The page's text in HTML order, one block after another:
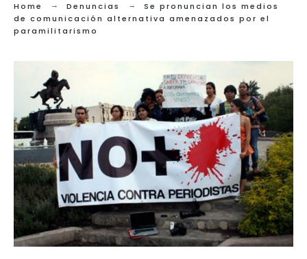
Home Denuncias
Se pronuncian los medios
de comunicación alternativa amenazados por el
paramilitarismo